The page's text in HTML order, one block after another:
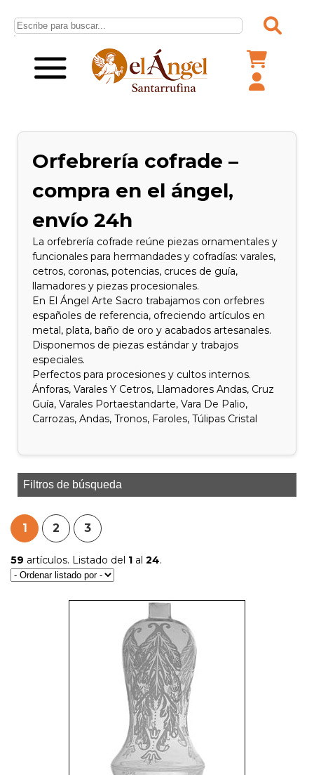
Orfebrería cofrade –
compra en el ángel,
envío 24h
La orfebrería cofrade reúne piezas ornamentales y
funcionales para hermandades y cofradías: varales,
cetros, coronas, potencias, cruces de guía,
llamadores y piezas procesionales.
En El Ángel Arte Sacro trabajamos con orfebres
españoles de referencia, ofreciendo artículos en
metal, plata, baño de oro y acabados artesanales.
Disponemos de piezas estándar y trabajos
especiales.
Perfectos para procesiones y cultos internos.
Ánforas, Varales Y Cetros, Llamadores Andas, Cruz
Guía, Varales Portaestandarte, Vara De Palio,
Carrozas, Andas, Tronos, Faroles, Túlipas Cristal
Filtros de búsqueda
1 2 3
59 artículos. Listado del 1 al 24.